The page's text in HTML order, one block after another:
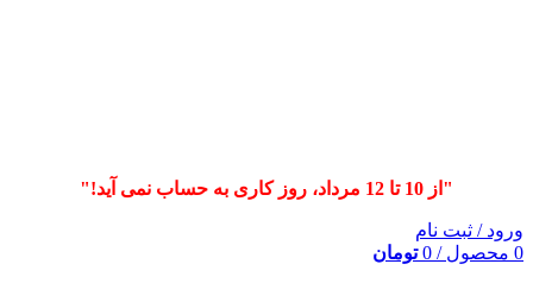
"از 10 تا 12 مرداد، روز کاری به حساب نمی آید!"
ورود / ثبت نام
0 محصول /
0 تومان